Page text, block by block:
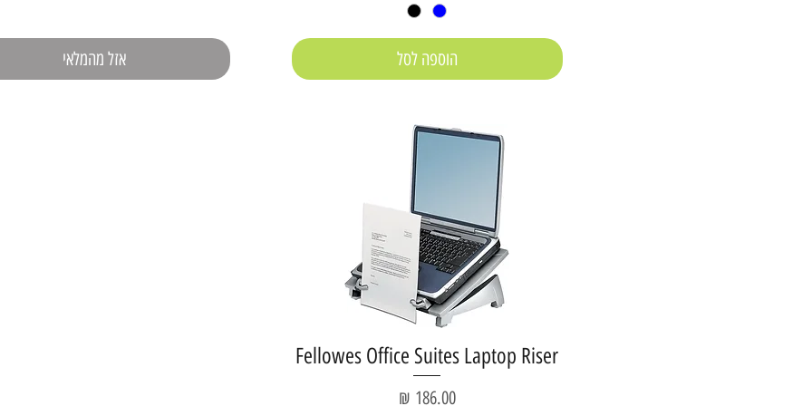
הוספה לסל אזל מהמלאי
Fellowes Office Suites Laptop Riser
מחיר‏186.00 ‏₪